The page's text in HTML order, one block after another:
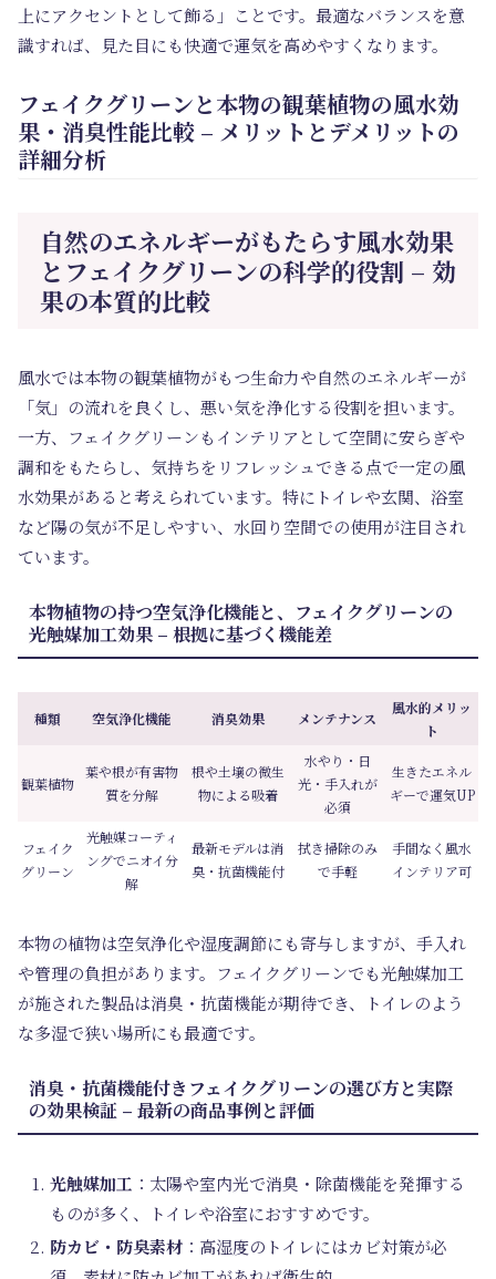
上にアクセントとして飾る」ことです。最適なバランスを意
識すれば、見た目にも快適で運気を高めやすくなります。
フェイクグリーンと本物の観葉植物の風水効
果・消臭性能比較 – メリットとデメリットの
詳細分析
自然のエネルギーがもたらす風水効果
とフェイクグリーンの科学的役割 – 効
果の本質的比較
風水では本物の観葉植物がもつ生命力や自然のエネルギーが
「気」の流れを良くし、悪い気を浄化する役割を担います。
一方、フェイクグリーンもインテリアとして空間に安らぎや
調和をもたらし、気持ちをリフレッシュできる点で一定の風
水効果があると考えられています。特にトイレや玄関、浴室
など陽の気が不足しやすい、水回り空間での使用が注目され
ています。
本物植物の持つ空気浄化機能と、フェイクグリーンの
光触媒加工効果 – 根拠に基づく機能差
種類 空気浄化機能 消臭効果 メンテナンス
風水的メリッ
ト
観葉植物
葉や根が有害物
質を分解
根や土壌の微生
物による吸着
水やり・日
光・手入れが
必須
生きたエネル
ギーで運気UP
フェイク
グリーン
光触媒コーティ
ングでニオイ分
解
最新モデルは消
臭・抗菌機能付
拭き掃除のみ
で手軽
手間なく風水
インテリア可
本物の植物は空気浄化や湿度調節にも寄与しますが、手入れ
や管理の負担があります。フェイクグリーンでも光触媒加工
が施された製品は消臭・抗菌機能が期待でき、トイレのよう
な多湿で狭い場所にも最適です。
消臭・抗菌機能付きフェイクグリーンの選び方と実際
の効果検証 – 最新の商品事例と評価
光触媒加工 ：太陽や室内光で消臭・除菌機能を発揮する
ものが多く、トイレや浴室におすすめです。
防カビ・防臭素材 ：高湿度のトイレにはカビ対策が必